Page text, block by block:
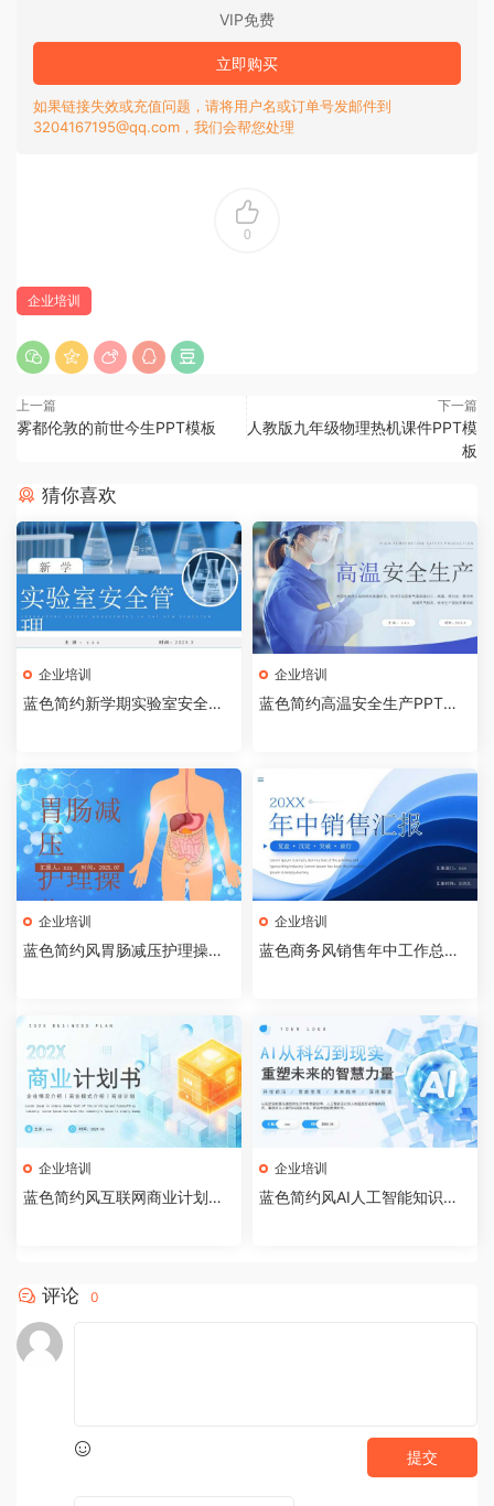
VIP免费
立即购买
如果链接失效或充值问题，请将用户名或订单号发邮件到
3204167195@qq.com，我们会帮您处理
0
企业培训
上一篇
雾都伦敦的前世今生PPT模板
下一篇
人教版九年级物理热机课件PPT模
板
猜你喜欢
企业培训
蓝色简约新学期实验室安全管
企业培训
蓝色简约高温安全生产PPT模
企业培训
蓝色简约风胃肠减压护理操作P
企业培训
蓝色商务风销售年中工作总结P
企业培训
蓝色简约风互联网商业计划书P
企业培训
蓝色简约风AI人工智能知识科
评论 0
提交